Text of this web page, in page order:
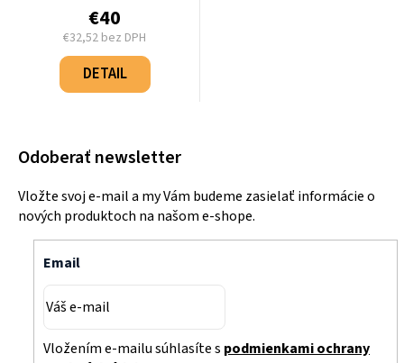
€40
€32,52 bez DPH
Jednotková
cena:
DETAIL
Odoberať newsletter
Vložte svoj e-mail a my Vám budeme zasielať informácie o
nových produktoch na našom e-shope.
Email
Vložením e-mailu súhlasíte s podmienkami ochrany